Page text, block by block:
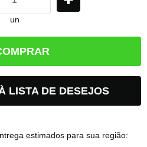
un
LISTA DE DESEJOS
estimados para sua região: